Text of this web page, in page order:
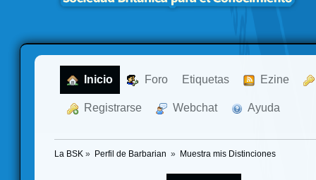
Inicio Foro Etiquetas Ezine
Registrarse Webchat Ayuda
La BSK » Perfil de Barbarian » Muestra mis Distinciones